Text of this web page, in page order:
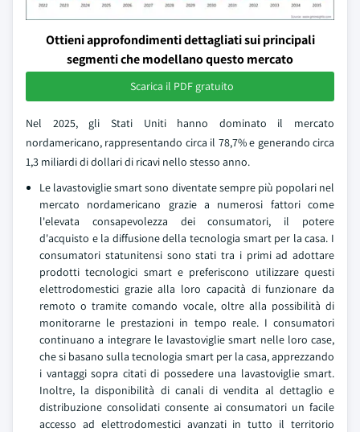
Ottieni approfondimenti dettagliati sui principali
segmenti che modellano questo mercato
Scarica il PDF gratuito
Nel 2025, gli Stati Uniti hanno dominato il mercato
nordamericano, rappresentando circa il 78,7% e generando circa
1,3 miliardi di dollari di ricavi nello stesso anno.
Le lavastoviglie smart sono diventate sempre più popolari nel
mercato nordamericano grazie a numerosi fattori come
l'elevata consapevolezza dei consumatori, il potere
d'acquisto e la diffusione della tecnologia smart per la casa. I
consumatori statunitensi sono stati tra i primi ad adottare
prodotti tecnologici smart e preferiscono utilizzare questi
elettrodomestici grazie alla loro capacità di funzionare da
remoto o tramite comando vocale, oltre alla possibilità di
monitorarne le prestazioni in tempo reale. I consumatori
continuano a integrare le lavastoviglie smart nelle loro case,
che si basano sulla tecnologia smart per la casa, apprezzando
i vantaggi sopra citati di possedere una lavastoviglie smart.
Inoltre, la disponibilità di canali di vendita al dettaglio e
distribuzione consolidati consente ai consumatori un facile
accesso ad elettrodomestici avanzati in tutto il territorio